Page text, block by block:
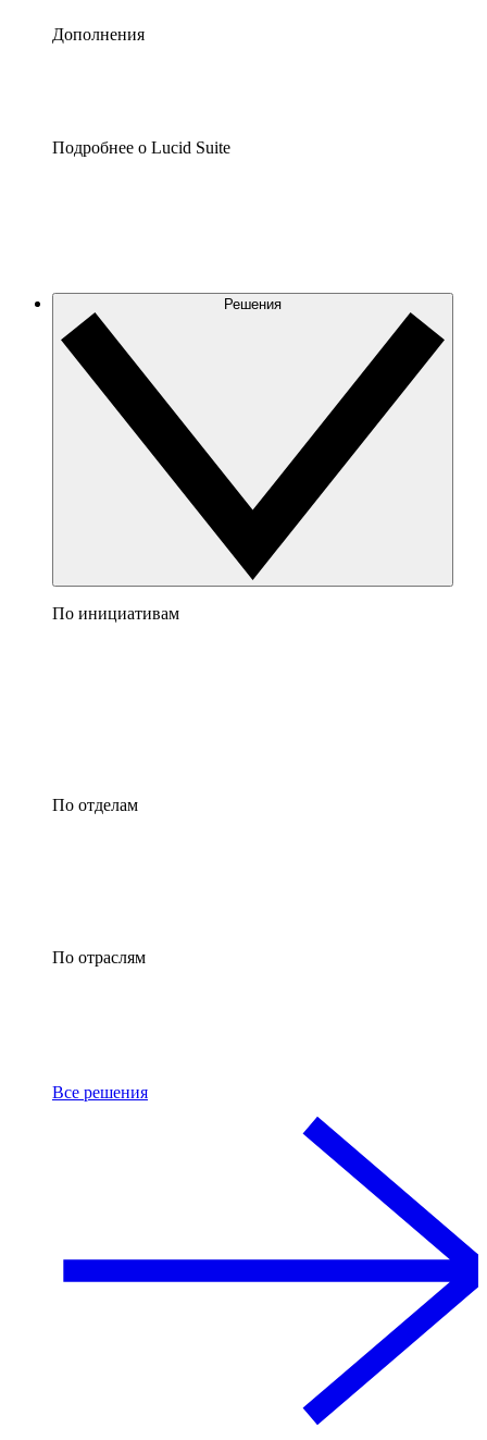
Дополнения
Подробнее о Lucid Suite
Решения
По инициативам
По отделам
По отраслям
Все решения